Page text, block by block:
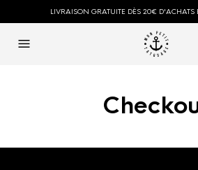
LIVRAISON GRATUITE DÈS 20€ D'ACHATS